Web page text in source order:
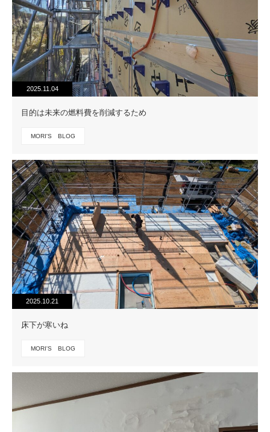
2025.11.04
目的は未来の燃料費を削減するため
MORI'S BLOG
2025.10.21
床下が寒いね
MORI'S BLOG